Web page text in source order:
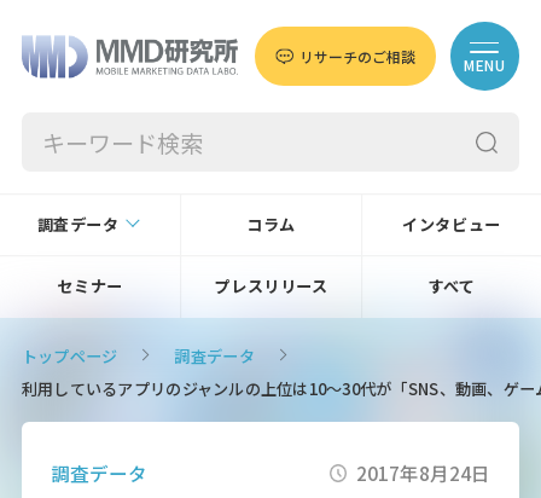
リサーチのご相談 MENU
調査データ コラム インタビュー
セミナー プレスリリース すべて
トップページ
調査データ
利用しているアプリのジャンルの上位は10～30代が「SNS、動画、ゲ
調査データ 2017年8月24日